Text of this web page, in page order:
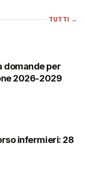
TUTTI →
domande per
2026-2029
infermieri: 28